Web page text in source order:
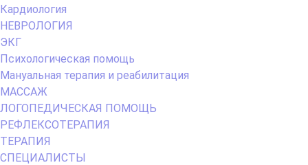
Кардиология
НЕВРОЛОГИЯ
ЭКГ
Психологическая помощь
Мануальная терапия и реабилитация
МАССАЖ
ЛОГОПЕДИЧЕСКАЯ ПОМОЩЬ
РЕФЛЕКСОТЕРАПИЯ
ТЕРАПИЯ
СПЕЦИАЛИСТЫ